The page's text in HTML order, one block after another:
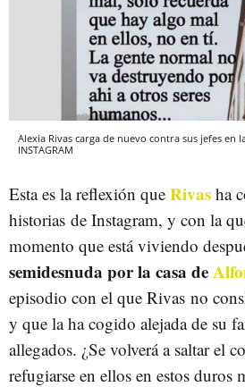
Alexia Rivas carga de nuevo contra sus jefes en
INSTAGRAM
Esta es la reflexión que Rivas ha
historias de Instagram, y con la
momento que está viviendo
semidesnuda por la casa de
episodio con el que Rivas no
y que la ha cogido alejada de su
allegados. ¿Se volverá a saltar el
refugiarse en ellos en estos duros